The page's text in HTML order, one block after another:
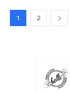
1 2